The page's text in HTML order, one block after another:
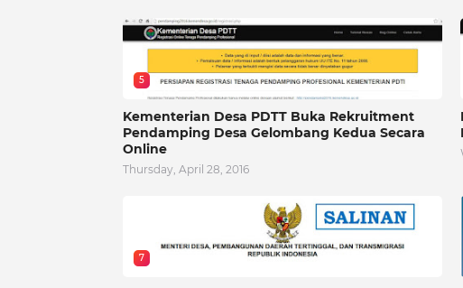
5
Kementerian Desa PDTT Buka Rekruitment
Pendamping Desa Gelombang Kedua Secara
Online
Thursday, April 28, 2016
7